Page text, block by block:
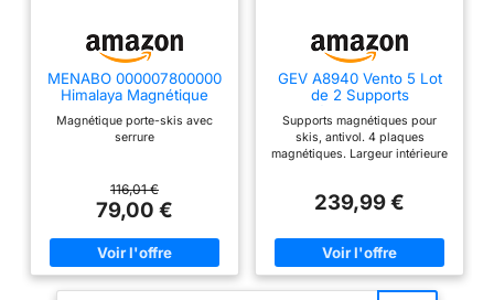
MENABO 000007800000
Himalaya Magnétique
Magnétique porte-skis avec
serrure
116,01 €
79,00 €
GEV A8940 Vento 5 Lot
de 2 Supports
antivol
Supports magnétiques pour
skis, antivol. 4 plaques
magnétiques. Largeur intérieure
2 snowboards et 2 paires de ski
ISO/PAS 11154:2006 City Crash
test.
239,99 €